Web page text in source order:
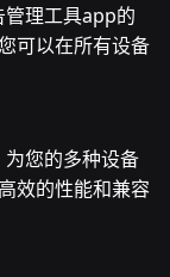
理工具app的
可以在所有设备
您的多种设备
效的性能和兼容